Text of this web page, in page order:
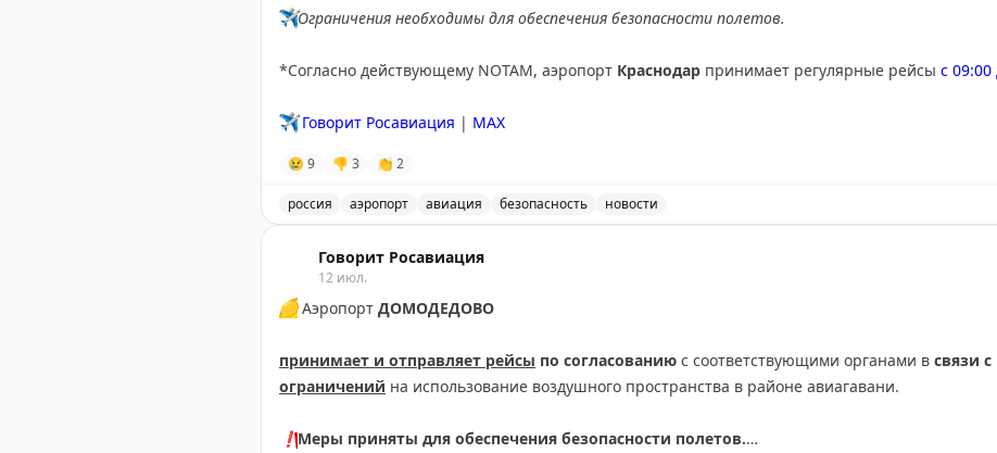
✈️Ограничения необходимы для обеспечения безопасности полетов.
*Согласно действующему NOTAM, аэропорт Краснодар принимает регулярные рейсы с 09:00
✈️ Говорит Росавиация | MAX
😢 9 👎 3 👏 2
россия аэропорт авиация безопасность новости
Говорит Росавиация
12 июл.
🟡Аэропорт ДОМОДЕДОВО
принимает и отправляет рейсы по согласованию с соответствующими органами в связи
ограничений на использование воздушного пространства в районе авиагавани.
❗️Меры приняты для обеспечения безопасности полетов.